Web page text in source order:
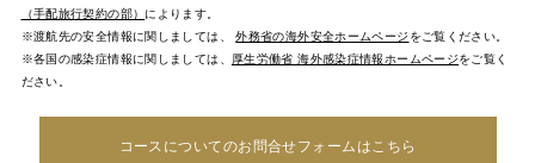
（手配旅行契約の部） によります。
※渡航先の安全情報に関しましては、外務省の海外安全ホームページ をご覧ください。
※各国の感染症情報に関しましては、
厚生労働省 海外感染症情報ホームページをご覧く
ださい。
コースについてのお問合せフォームはこちら